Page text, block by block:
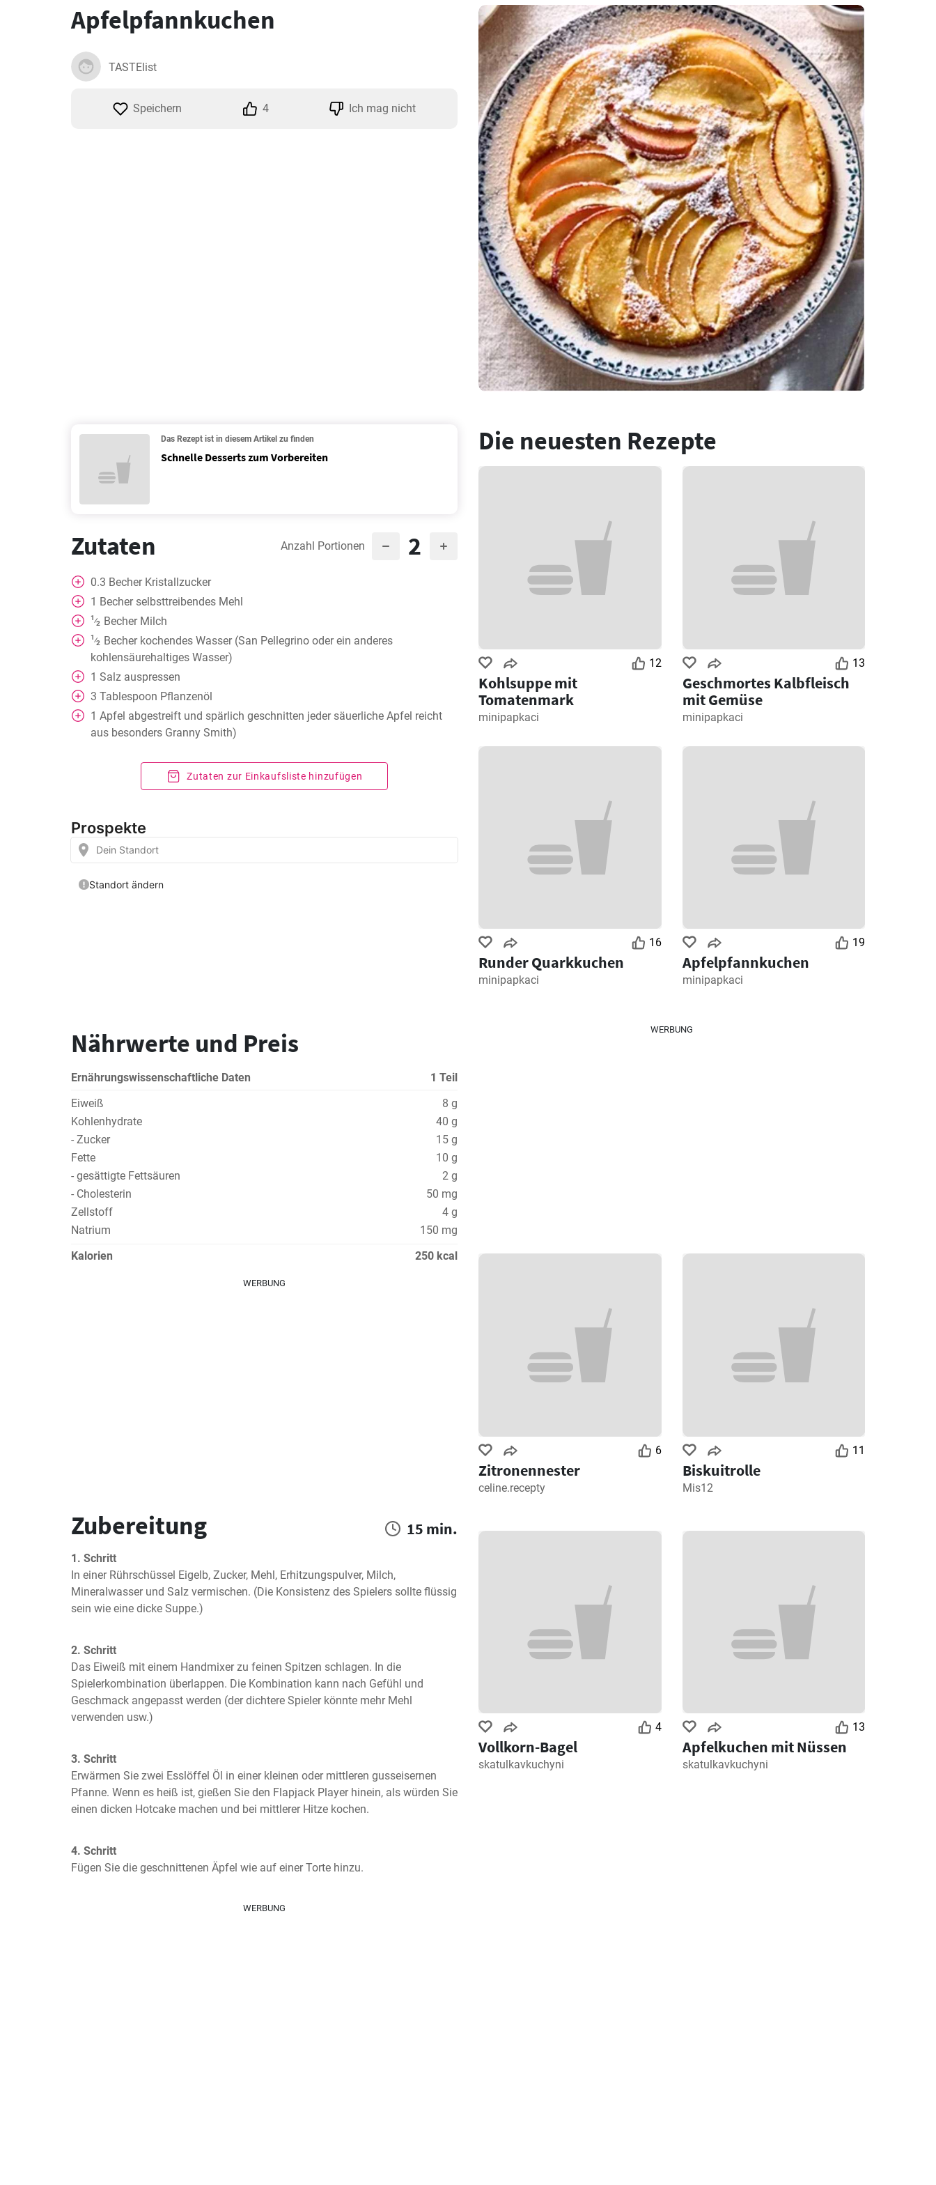
Apfelpfannkuchen
TASTElist
Speichern 4 Ich mag nicht
Das Rezept ist in diesem Artikel zu finden
Schnelle Desserts zum Vorbereiten
Zutaten Anzahl Portionen 2
0.3 Becher Kristallzucker
1 Becher selbsttreibendes Mehl
1⁄2 Becher Milch
1⁄2 Becher kochendes Wasser (San Pellegrino oder ein anderes
kohlensäurehaltiges Wasser)
1 Salz auspressen
3 Tablespoon Pflanzenöl
1 Apfel abgestreift und spärlich geschnitten jeder säuerliche Apfel reicht
aus besonders Granny Smith)
Zutaten zur Einkaufsliste hinzufügen
Nährwerte und Preis
Ernährungswissenschaftliche Daten
1 Teil
Eiweiß
8 g
Kohlenhydrate
40 g
- Zucker
15 g
Fette
10 g
- gesättigte Fettsäuren
2 g
- Cholesterin
50 mg
Zellstoff
4 g
Natrium
150 mg
Kalorien
250 kcal
WERBUNG
Zubereitung 15 min.
1. Schritt
In einer Rührschüssel Eigelb, Zucker, Mehl, Erhitzungspulver, Milch,
Mineralwasser und Salz vermischen. (Die Konsistenz des Spielers sollte flüssig
sein wie eine dicke Suppe.)
2. Schritt
Das Eiweiß mit einem Handmixer zu feinen Spitzen schlagen. In die
Spielerkombination überlappen. Die Kombination kann nach Gefühl und
Geschmack angepasst werden (der dichtere Spieler könnte mehr Mehl
verwenden usw.)
3. Schritt
Erwärmen Sie zwei Esslöffel Öl in einer kleinen oder mittleren gusseisernen
Pfanne. Wenn es heiß ist, gießen Sie den Flapjack Player hinein, als würden Sie
einen dicken Hotcake machen und bei mittlerer Hitze kochen.
4. Schritt
Fügen Sie die geschnittenen Äpfel wie auf einer Torte hinzu.
WERBUNG
Die neuesten Rezepte
12
Kohlsuppe mit
Tomatenmark
minipapkaci
13
Geschmortes Kalbfleisch
mit Gemüse
minipapkaci
16
Runder Quarkkuchen
minipapkaci
19
Apfelpfannkuchen
minipapkaci
WERBUNG
6
Zitronennester
celine.recepty
11
Biskuitrolle
Mis12
4
Vollkorn-Bagel
skatulkavkuchyni
13
Apfelkuchen mit Nüssen
skatulkavkuchyni